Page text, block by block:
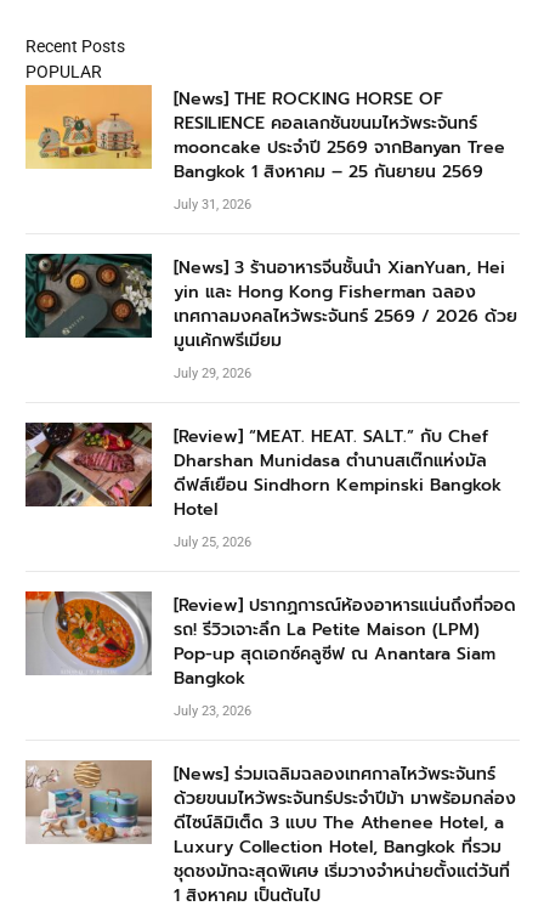
Recent Posts
POPULAR
[News] THE ROCKING HORSE OF
RESILIENCE คอลเลกชันขนมไหว้พระจันทร์
mooncake ประจำปี 2569 จากBanyan Tree
Bangkok 1 สิงหาคม – 25 กันยายน 2569
July 31, 2026
[News] 3 ร้านอาหารจีนชั้นนำ XianYuan, Hei
yin และ Hong Kong Fisherman ฉลอง
เทศกาลมงคลไหว้พระจันทร์ 2569 / 2026 ด้วย
มูนเค้กพรีเมียม
July 29, 2026
[Review] “MEAT. HEAT. SALT.” กับ Chef
Dharshan Munidasa ตำนานสเต๊กแห่งมัล
ดีฟส์เยือน Sindhorn Kempinski Bangkok
Hotel
July 25, 2026
[Review] ปรากฏการณ์ห้องอาหารแน่นถึงที่จอด
รถ! รีวิวเจาะลึก La Petite Maison (LPM)
Pop-up สุดเอกซ์คลูซีฟ ณ Anantara Siam
Bangkok
July 23, 2026
[News] ร่วมเฉลิมฉลองเทศกาลไหว้พระจันทร์
ด้วยขนมไหว้พระจันทร์ประจำปีม้า มาพร้อมกล่อง
ดีไซน์ลิมิเต็ด 3 แบบ The Athenee Hotel, a
Luxury Collection Hotel, Bangkok ที่รวม
ชุดชงมัทฉะสุดพิเศษ เริ่มวางจำหน่ายตั้งแต่วันที่
1 สิงหาคม เป็นต้นไป